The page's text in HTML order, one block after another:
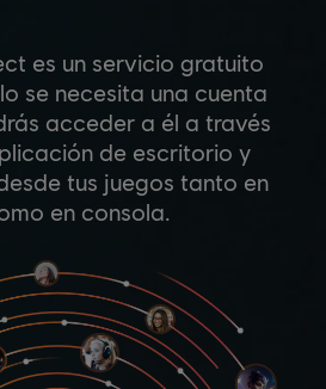
es un servicio gratuito
se necesita una cuenta
acceder a él a través
de escritorio y
tus juegos tanto en
en consola.